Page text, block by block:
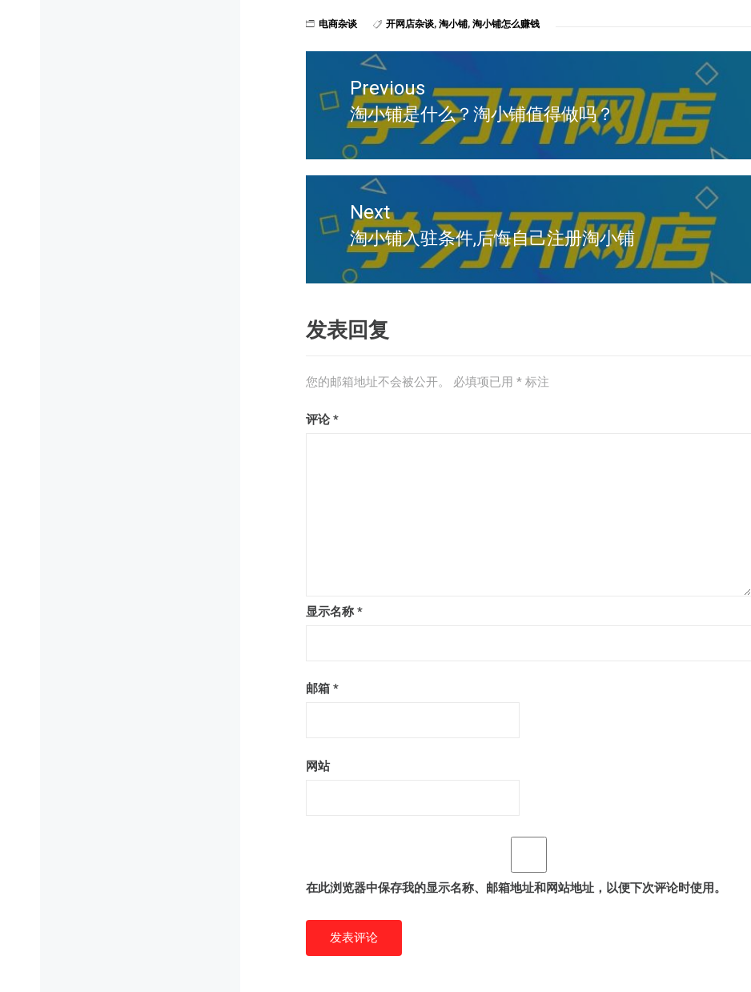
梦！
么？
电商杂谈 开网店杂谈,淘小铺,淘小铺怎么赚钱
文
章
导
Previous
Previous
post:
淘小铺是什么？淘小铺值得做吗？
Next
Next
post:
淘小铺入驻条件,后悔自己注册淘小铺
发表回复
您的邮箱地址不会被公开。 必填项已用* 标注
评论*
显示名称*
邮箱*
网站
在此浏览器中保存我的显示名称、邮箱地址和网站地址，以便下次评论时使用。